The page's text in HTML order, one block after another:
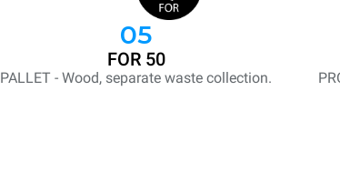
05
FOR 50
PALLET - Wood, separate waste collection.